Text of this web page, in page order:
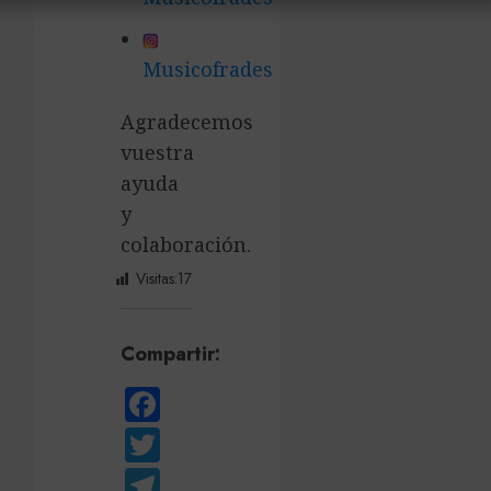
Musicofrades
Agradecemos
vuestra
ayuda
y
colaboración.
Visitas:17
Compartir: